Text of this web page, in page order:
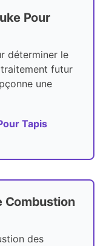
Pour
déterminer le
futur
une
Tapis
Combustion
des